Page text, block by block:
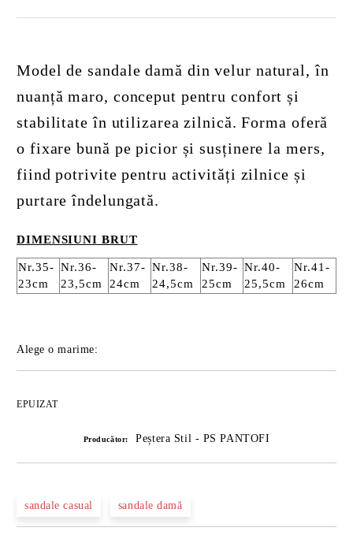
Model de sandale damă din velur natural, în
nuanță maro, conceput pentru confort și
stabilitate în utilizarea zilnică. Forma oferă
o fixare bună pe picior și susținere la mers,
fiind potrivite pentru activități zilnice și
purtare îndelungată.
DIMENSIUNI BRUT
Nr.35-
23cm
Nr.36-
23,5cm
Nr.37-
24cm
Nr.38-
24,5cm
Nr.39-
25cm
Nr.40-
25,5cm
Nr.41-
26cm
Alege o marime:
EPUIZAT
Producător: Peștera Stil - PS PANTOFI
sandale casual sandale damă